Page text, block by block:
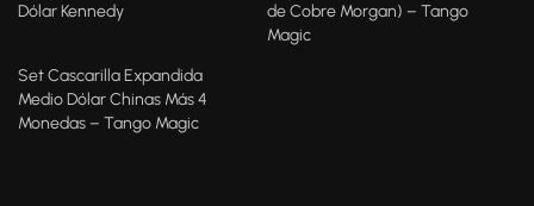
Dólar Kennedy
de Cobre Morgan) – Tango
Magic
Set Cascarilla Expandida
Medio Dólar Chinas Más 4
Monedas – Tango Magic